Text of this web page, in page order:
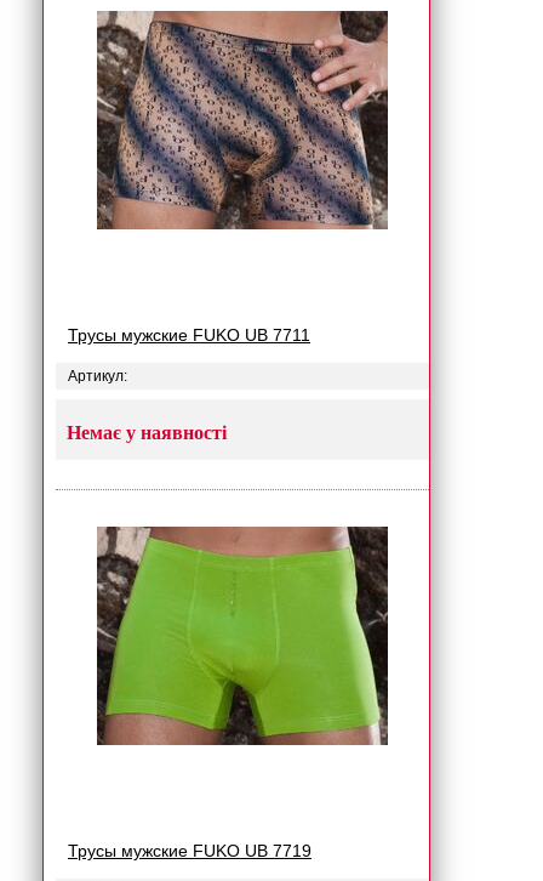
Трусы мужские FUKO UB 7711
Артикул:
Немає у наявності
Трусы мужские FUKO UB 7719